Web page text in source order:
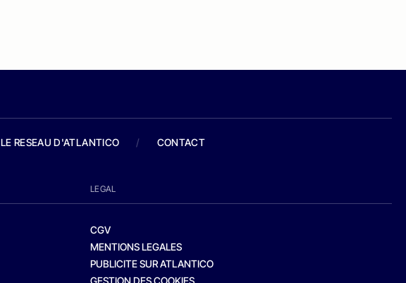
LE RESEAU D'ATLANTICO / CONTACT
LEGAL
CGV
MENTIONS LEGALES
PUBLICITE SUR ATLANTICO
GESTION DES COOKIES